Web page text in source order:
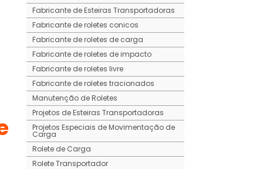
Fabricante de Esteiras Transportadoras
Fabricante de roletes conicos
Fabricante de roletes de carga
Fabricante de roletes de impacto
Fabricante de roletes livre
Fabricante de roletes tracionados
Manutenção de Roletes
Projetos de Esteiras Transportadoras
Projetos Especiais de Movimentação de
Carga
Rolete de Carga
Rolete Transportador